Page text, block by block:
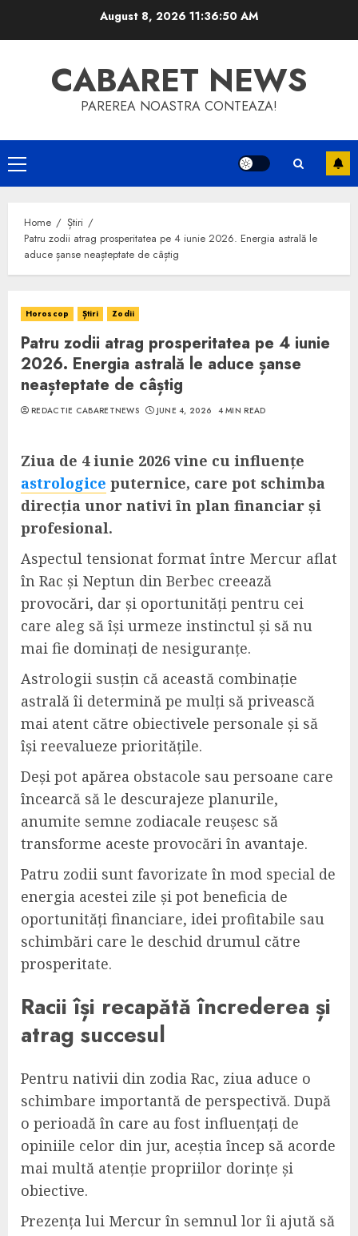
August 8, 202611:36:51 AM
CABARET NEWS
PAREREA NOASTRA CONTEAZA!
Primary
Menu
Home
Știri
Patru zodii atrag prosperitatea pe 4 iunie 2026. Energia astrală le
aduce șanse neașteptate de câștig
Horoscop Știri Zodii
Patru zodii atrag prosperitatea pe 4 iunie
2026. Energia astrală le aduce șanse
neașteptate de câștig
REDACTIE CABARETNEWS JUNE 4, 2026 4 MIN READ
Ziua de 4 iunie 2026 vine cu influențe
astrologice puternice, care pot schimba
direcția unor nativi în plan financiar și
profesional.
Aspectul tensionat format între Mercur aflat
în Rac și Neptun din Berbec creează
provocări, dar și oportunități pentru cei
care aleg să își urmeze instinctul și să nu
mai fie dominați de nesiguranțe.
Astrologii susțin că această combinație
astrală îi determină pe mulți să privească
mai atent către obiectivele personale și să
își reevalueze prioritățile.
Deși pot apărea obstacole sau persoane care
încearcă să le descurajeze planurile,
anumite semne zodiacale reușesc să
transforme aceste provocări în avantaje.
Patru zodii sunt favorizate în mod special de
energia acestei zile și pot beneficia de
oportunități financiare, idei profitabile sau
schimbări care le deschid drumul către
prosperitate.
Racii își recapătă încrederea și
atrag succesul
Pentru nativii din zodia Rac, ziua aduce o
schimbare importantă de perspectivă. După
o perioadă în care au fost influențați de
opiniile celor din jur, aceștia încep să acorde
mai multă atenție propriilor dorințe și
obiective.
Prezența lui Mercur în semnul lor îi ajută să